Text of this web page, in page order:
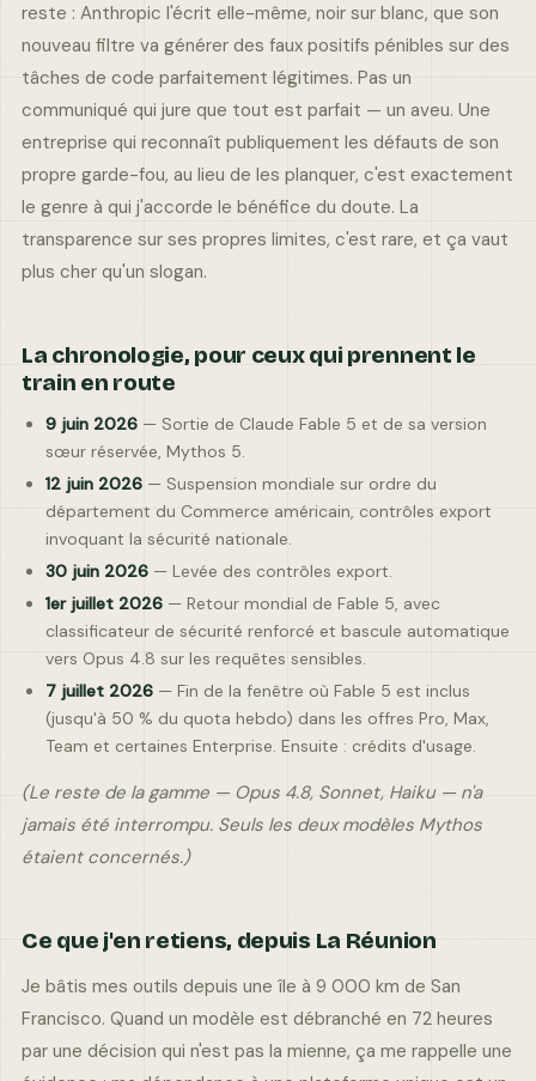
reste : Anthropic l'écrit elle-même, noir sur blanc, que son
nouveau filtre va générer des faux positifs pénibles sur des
tâches de code parfaitement légitimes. Pas un
communiqué qui jure que tout est parfait — un aveu. Une
entreprise qui reconnaît publiquement les défauts de son
propre garde-fou, au lieu de les planquer, c'est exactement
le genre à qui j'accorde le bénéfice du doute. La
transparence sur ses propres limites, c'est rare, et ça vaut
plus cher qu'un slogan.
La chronologie, pour ceux qui prennent le
train en route
9 juin 2026 — Sortie de Claude Fable 5 et de sa version
sœur réservée, Mythos 5.
12 juin 2026 — Suspension mondiale sur ordre du
département du Commerce américain, contrôles export
invoquant la sécurité nationale.
30 juin 2026 — Levée des contrôles export.
1er juillet 2026 — Retour mondial de Fable 5, avec
classificateur de sécurité renforcé et bascule automatique
vers Opus 4.8 sur les requêtes sensibles.
7 juillet 2026 — Fin de la fenêtre où Fable 5 est inclus
(jusqu'à 50 % du quota hebdo) dans les offres Pro, Max,
Team et certaines Enterprise. Ensuite : crédits d'usage.
(Le reste de la gamme — Opus 4.8, Sonnet, Haiku — n'a
jamais été interrompu. Seuls les deux modèles Mythos
étaient concernés.)
Ce que j'en retiens, depuis La Réunion
Je bâtis mes outils depuis une île à 9 000 km de San
Francisco. Quand un modèle est débranché en 72 heures
par une décision qui n'est pas la mienne, ça me rappelle une